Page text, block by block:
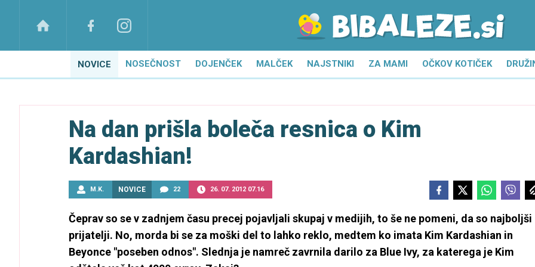
NOVICE NOSEČNOST DOJENČEK MALČEK NAJSTNIKI ZA MAMI OČKOV KOTIČEK
Na dan prišla boleča resnica o Kim
Kardashian!
M.K. NOVICE 22 26. 07. 2012 07.16
Čeprav so se v zadnjem času precej pojavljali skupaj v medijih, to še ne pomeni, da so najboljši
prijatelji. No, morda bi se za moški del to lahko reklo, medtem ko imata Kim Kardashian in
Beyonce "poseben odnos". Slednja je namreč zavrnila darilo za Blue Ivy, za katerega je Kim